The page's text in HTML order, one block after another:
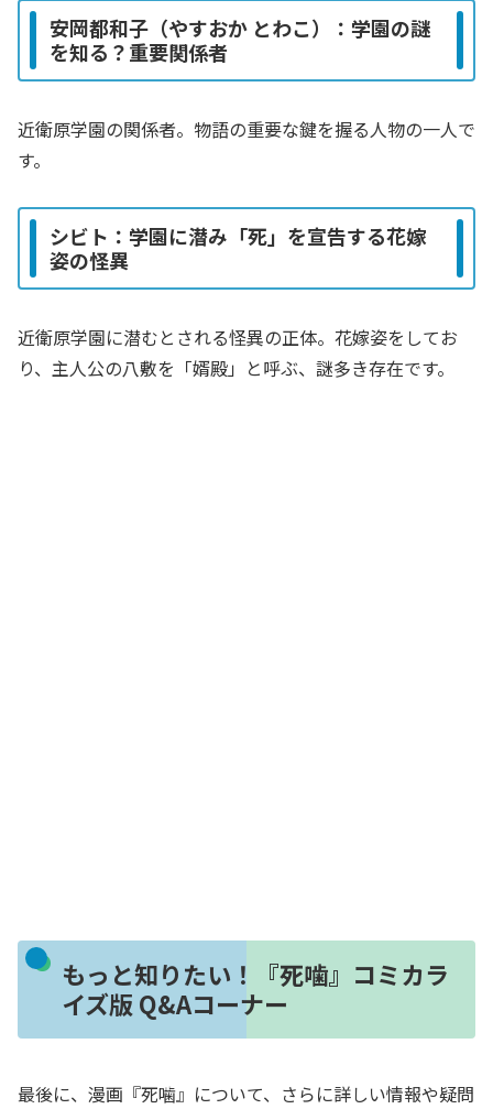
安岡都和子（やすおか とわこ）：学園の謎
を知る？重要関係者
近衛原学園の関係者。物語の重要な鍵を握る人物の一人で
す。
シビト：学園に潜み「死」を宣告する花嫁
姿の怪異
近衛原学園に潜むとされる怪異の正体。花嫁姿をしてお
り、主人公の八敷を「婿殿」と呼ぶ、謎多き存在です。
もっと知りたい！『死噛』コミカラ
イズ版 Q&Aコーナー
最後に、漫画『死噛』について、さらに詳しい情報や疑問